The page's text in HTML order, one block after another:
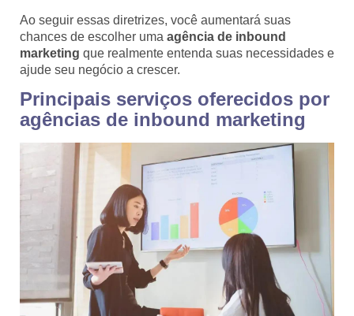
Ao seguir essas diretrizes, você aumentará suas
chances de escolher uma agência de inbound
marketing que realmente entenda suas necessidades e
ajude seu negócio a crescer.
Principais serviços oferecidos por
agências de inbound marketing